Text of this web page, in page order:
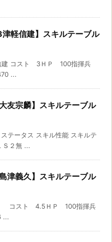
軽信建】スキルテーブル
コスト 3ＨＰ 100指揮兵
...
友宗麟】スキルテーブル
テータス スキル性能 スキルテ
Ｓ２無 ...
津義久】スキルテーブル
コスト 4.5ＨＰ 100指揮兵
...